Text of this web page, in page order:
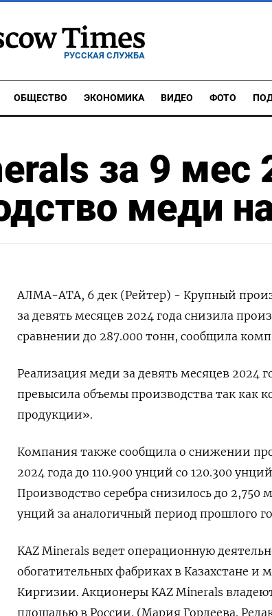
РУССКАЯ СЛУЖБА
ОБЩЕСТВО ЭКОНОМИКА ВИДЕО ФОТО
за 9 мес
меди
АЛМА-АТА, 6 дек (Рейтер) - Крупный
за девять месяцев 2024 года снизила
сравнении до 287.000 тонн, сообщила
Реализация меди за девять месяцев 2024
превысила объемы производства так как
продукции».
Компания также сообщила о снижении
2024 года до 110.900 унций со 120.300
Производство серебра снизилось до
унций за аналогичный период прошлого
KAZ Minerals ведет операционную
обогатительных фабриках в Казахстане
Киргизии. Акционеры KAZ Minerals
площадью в России. (Мария Гордеева.